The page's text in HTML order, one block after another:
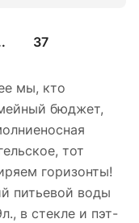
37
мы, кто
бюджет,
тот
горизонты!
питьевой воды
в стекле и пэт-